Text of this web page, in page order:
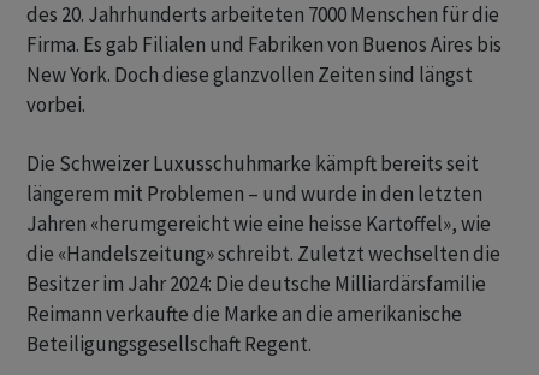
des 20. Jahrhunderts arbeiteten 7000 Menschen für die
Firma. Es gab Filialen und Fabriken von Buenos Aires bis
New York. Doch diese glanzvollen Zeiten sind längst
vorbei.
Die Schweizer Luxusschuhmarke kämpft bereits seit
längerem mit Problemen – und wurde in den letzten
Jahren «herumgereicht wie eine heisse Kartoffel», wie
die «Handelszeitung» schreibt. Zuletzt wechselten die
Besitzer im Jahr 2024: Die deutsche Milliardärsfamilie
Reimann verkaufte die Marke an die amerikanische
Beteiligungsgesellschaft Regent.